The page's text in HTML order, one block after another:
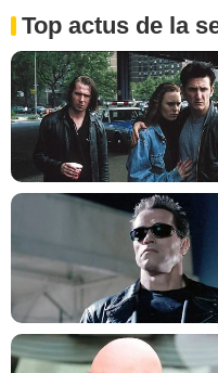
Top actus de la